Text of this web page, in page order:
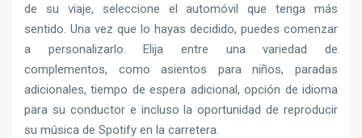
de su viaje, seleccione el automóvil que tenga más
sentido. Una vez que lo hayas decidido, puedes comenzar
a personalizarlo. Elija entre una variedad de
complementos, como asientos para niños, paradas
adicionales, tiempo de espera adicional, opción de idioma
para su conductor e incluso la oportunidad de reproducir
su música de Spotify en la carretera.